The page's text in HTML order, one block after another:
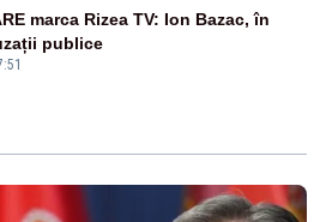
marca Rizea TV: Ion Bazac, în
publice